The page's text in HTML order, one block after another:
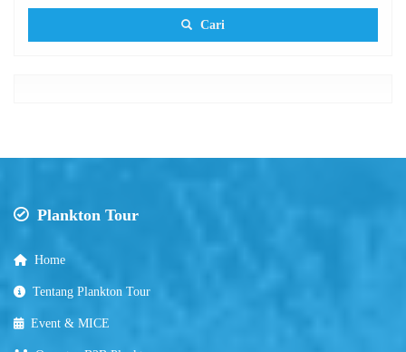
Cari
Plankton Tour
Home
Tentang Plankton Tour
Event & MICE